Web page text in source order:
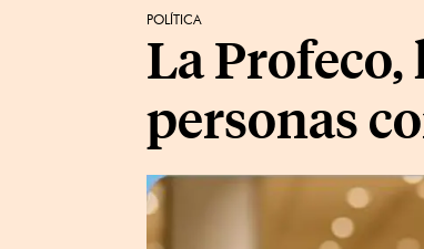
POLÍTICA
La
personas